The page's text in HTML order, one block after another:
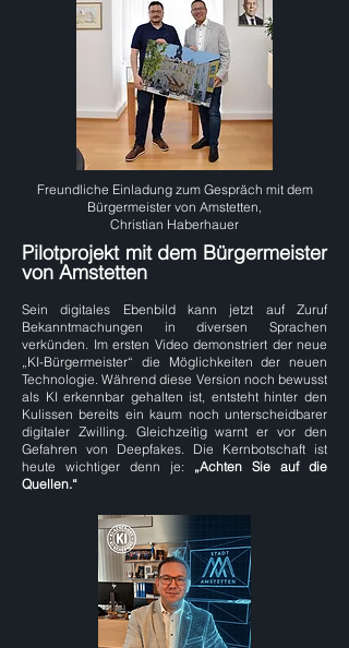
Freundliche Einladung zum Gespräch mit dem
Bürgermeister von Amstetten,
Christian Haberhauer
Pilotprojekt mit dem Bürgermeister
von Amstetten
Sein digitales Ebenbild kann jetzt auf Zuruf
Bekanntmachungen in diversen Sprachen
verkünden. Im ersten Video demonstriert der neue
„KI-Bürgermeister“ die Möglichkeiten der neuen
Technologie. Während diese Version noch bewusst
als KI erkennbar gehalten ist, entsteht hinter den
Kulissen bereits ein kaum noch unterscheidbarer
digitaler Zwilling. Gleichzeitig warnt er vor den
Gefahren von Deepfakes. Die Kernbotschaft ist
heute wichtiger denn je: „Achten Sie auf die
Quellen.“